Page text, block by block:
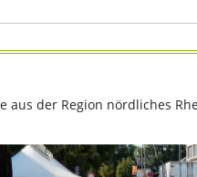
aus der Region nördliches